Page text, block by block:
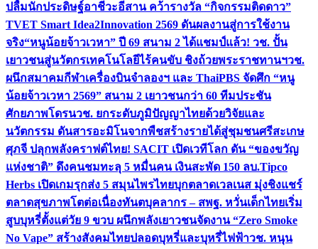
ปลื้มนักประดิษฐ์อาชีวะอีสาน คว้ารางวัล “กิจกรรมติดดาว”
TVET Smart Idea2Innovation 2569 ดันผลงานสู่การใช้งาน
จริง“หนูน้อยจ้าวเวหา” ปี 69 สนาม 2 ได้แชมป์แล้ว! วช. ปั้น
เยาวชนสู่นวัตกรเทคโนโลยีไร้คนขับ ชิงถ้วยพระราชทานฯวช.
ผนึกสมาคมกีฬาเครื่องบินจำลองฯ และ ThaiPBS จัดศึก “หนู
น้อยจ้าวเวหา 2569” สนาม 2 เยาวชนกว่า 60 ทีมประชัน
ศักยภาพโดรนวช. ยกระดับภูมิปัญญาไทยด้วยวิจัยและ
นวัตกรรม ดันสารอะมิโนจากพืชสร้างรายได้สู่ชุมชนศรีสะเกษ
ศุภจี ปลุกพลังคราฟต์ไทย! SACIT เปิดเวทีโลก ดัน “ของขวัญ
แห่งชาติ” ดึงคนชมทะลุ 5 หมื่นคน เงินสะพัด 150 ลบ.Tipco
Herbs เปิดเกมรุกส่ง 5 สมุนไพรไทยบุกตลาดเวลเนส มุ่งชิงแชร์
ตลาดสุขภาพโตต่อเนื่องทันตบุคลากร – สพฐ. หวั่นเด็กไทยเริ่ม
สูบบุหรี่ตั้งแต่วัย 9 ขวบ ผนึกพลังเยาวชนจัดงาน “Zero Smoke
No Vape” สร้างสังคมไทยปลอดบุหรี่และบุหรี่ไฟฟ้าวช. หนุน